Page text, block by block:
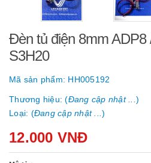
Đèn tủ điện 8mm ADP8
S3H20
Mã sản phẩm: HH005192
Thương hiệu: (Đang cập nhật ... )
Loại: (Đang cập nhật ... )
12.000 VNĐ